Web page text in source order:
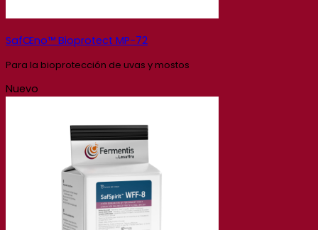
SafŒno™ Bioprotect MP-72
Para la bioprotección de uvas y mostos
Nuevo